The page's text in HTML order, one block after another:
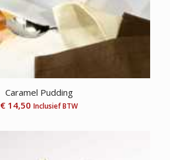
Caramel Pudding
€ 14,50 Inclusief BTW